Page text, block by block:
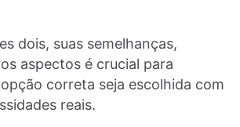
dois, suas semelhanças,
aspectos é crucial para
correta seja escolhida com
reais.